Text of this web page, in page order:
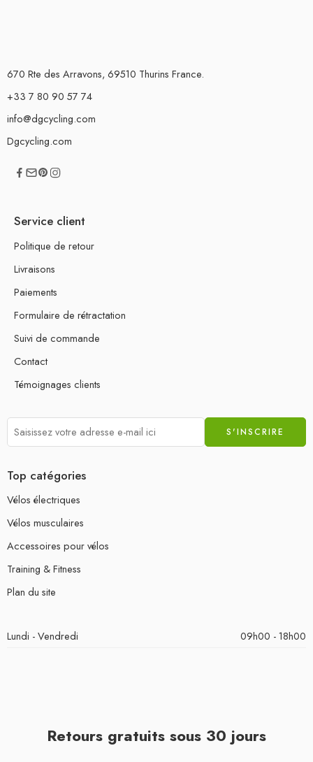
670 Rte des Arravons, 69510 Thurins France.
+33 7 80 90 57 74
info@dgcycling.com
Dgcycling.com
Service client
Politique de retour
Livraisons
Paiements
Formulaire de rétractation
Suivi de commande
Contact
Témoignages clients
Top catégories
Vélos électriques
Vélos musculaires
Accessoires pour vélos
Training & Fitness
Plan du site
Lundi - Vendredi 09h00 - 18h00
Retours gratuits sous 30 jours